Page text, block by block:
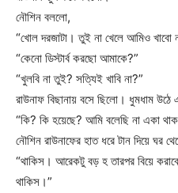
নৌশিন বললো,
“খোল দরজাটা। তুই না খেলে আমিও খাবো
“কেনো ডিস্টার্ব করছো আমাকে?”
“খুলবি না তুই? সত্যিই খাবি না?”
রাউনাফ বিছানায় বসে ছিলো। ধুমধাম
“কি? কি হয়েছে? আমি বলেছি না একা
নৌশিন রাউনাফের হাত ধরে টান দিয়ে ঘর
“থাকিস। আরেকটু বড় হ তারপর বিয়ে
থাকিস।”